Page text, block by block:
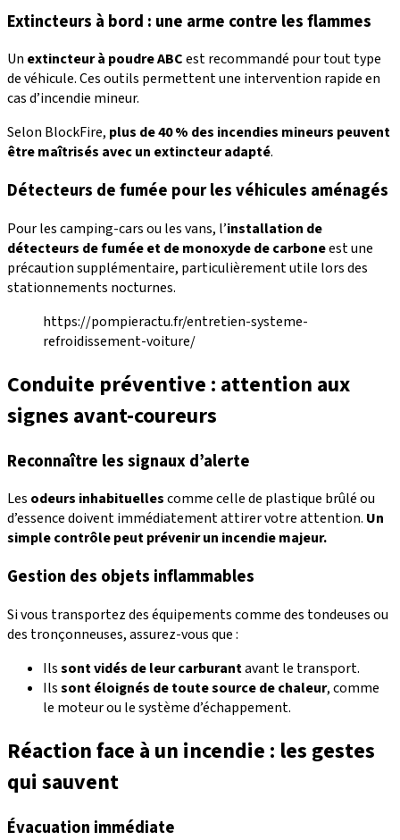
Extincteurs à bord : une arme contre les flammes
Un extincteur à poudre ABCest recommandé pour tout type
de véhicule. Ces outils permettent une intervention rapide en
cas d’incendie mineur.
Selon BlockFire, plus de 40 % des incendies mineurs peuvent
être maîtrisés avec un extincteur adapté.
Détecteurs de fumée pour les véhicules aménagés
Pour les camping-cars ou les vans, l’installation de
détecteurs de fumée et de monoxyde de carboneest une
précaution supplémentaire, particulièrement utile lors des
stationnements nocturnes.
https://pompieractu.fr/entretien-systeme-
refroidissement-voiture/
Conduite préventive : attention aux
signes avant-coureurs
Reconnaître les signaux d’alerte
Les odeurs inhabituellescomme celle de plastique brûlé ou
d’essence doivent immédiatement attirer votre attention. Un
simple contrôle peut prévenir un incendie majeur.
Gestion des objets inflammables
Si vous transportez des équipements comme des tondeuses ou
des tronçonneuses, assurez-vous que :
Ilssontvidés de leur carburantavant le transport.
Ilssontéloignés de toute source de chaleur, comme
le moteur ou le système d’échappement.
Réaction face à un incendie : les gestes
qui sauvent
Évacuation immédiate